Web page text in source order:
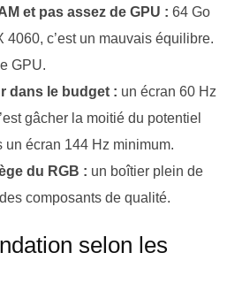
et pas assez de GPU : 64 Go
c’est un mauvais équilibre.
GPU.
dans le budget : un écran 60 Hz
gâcher la moitié du potentiel
un écran 144 Hz minimum.
du RGB : un boîtier plein de
composants de qualité.
selon les